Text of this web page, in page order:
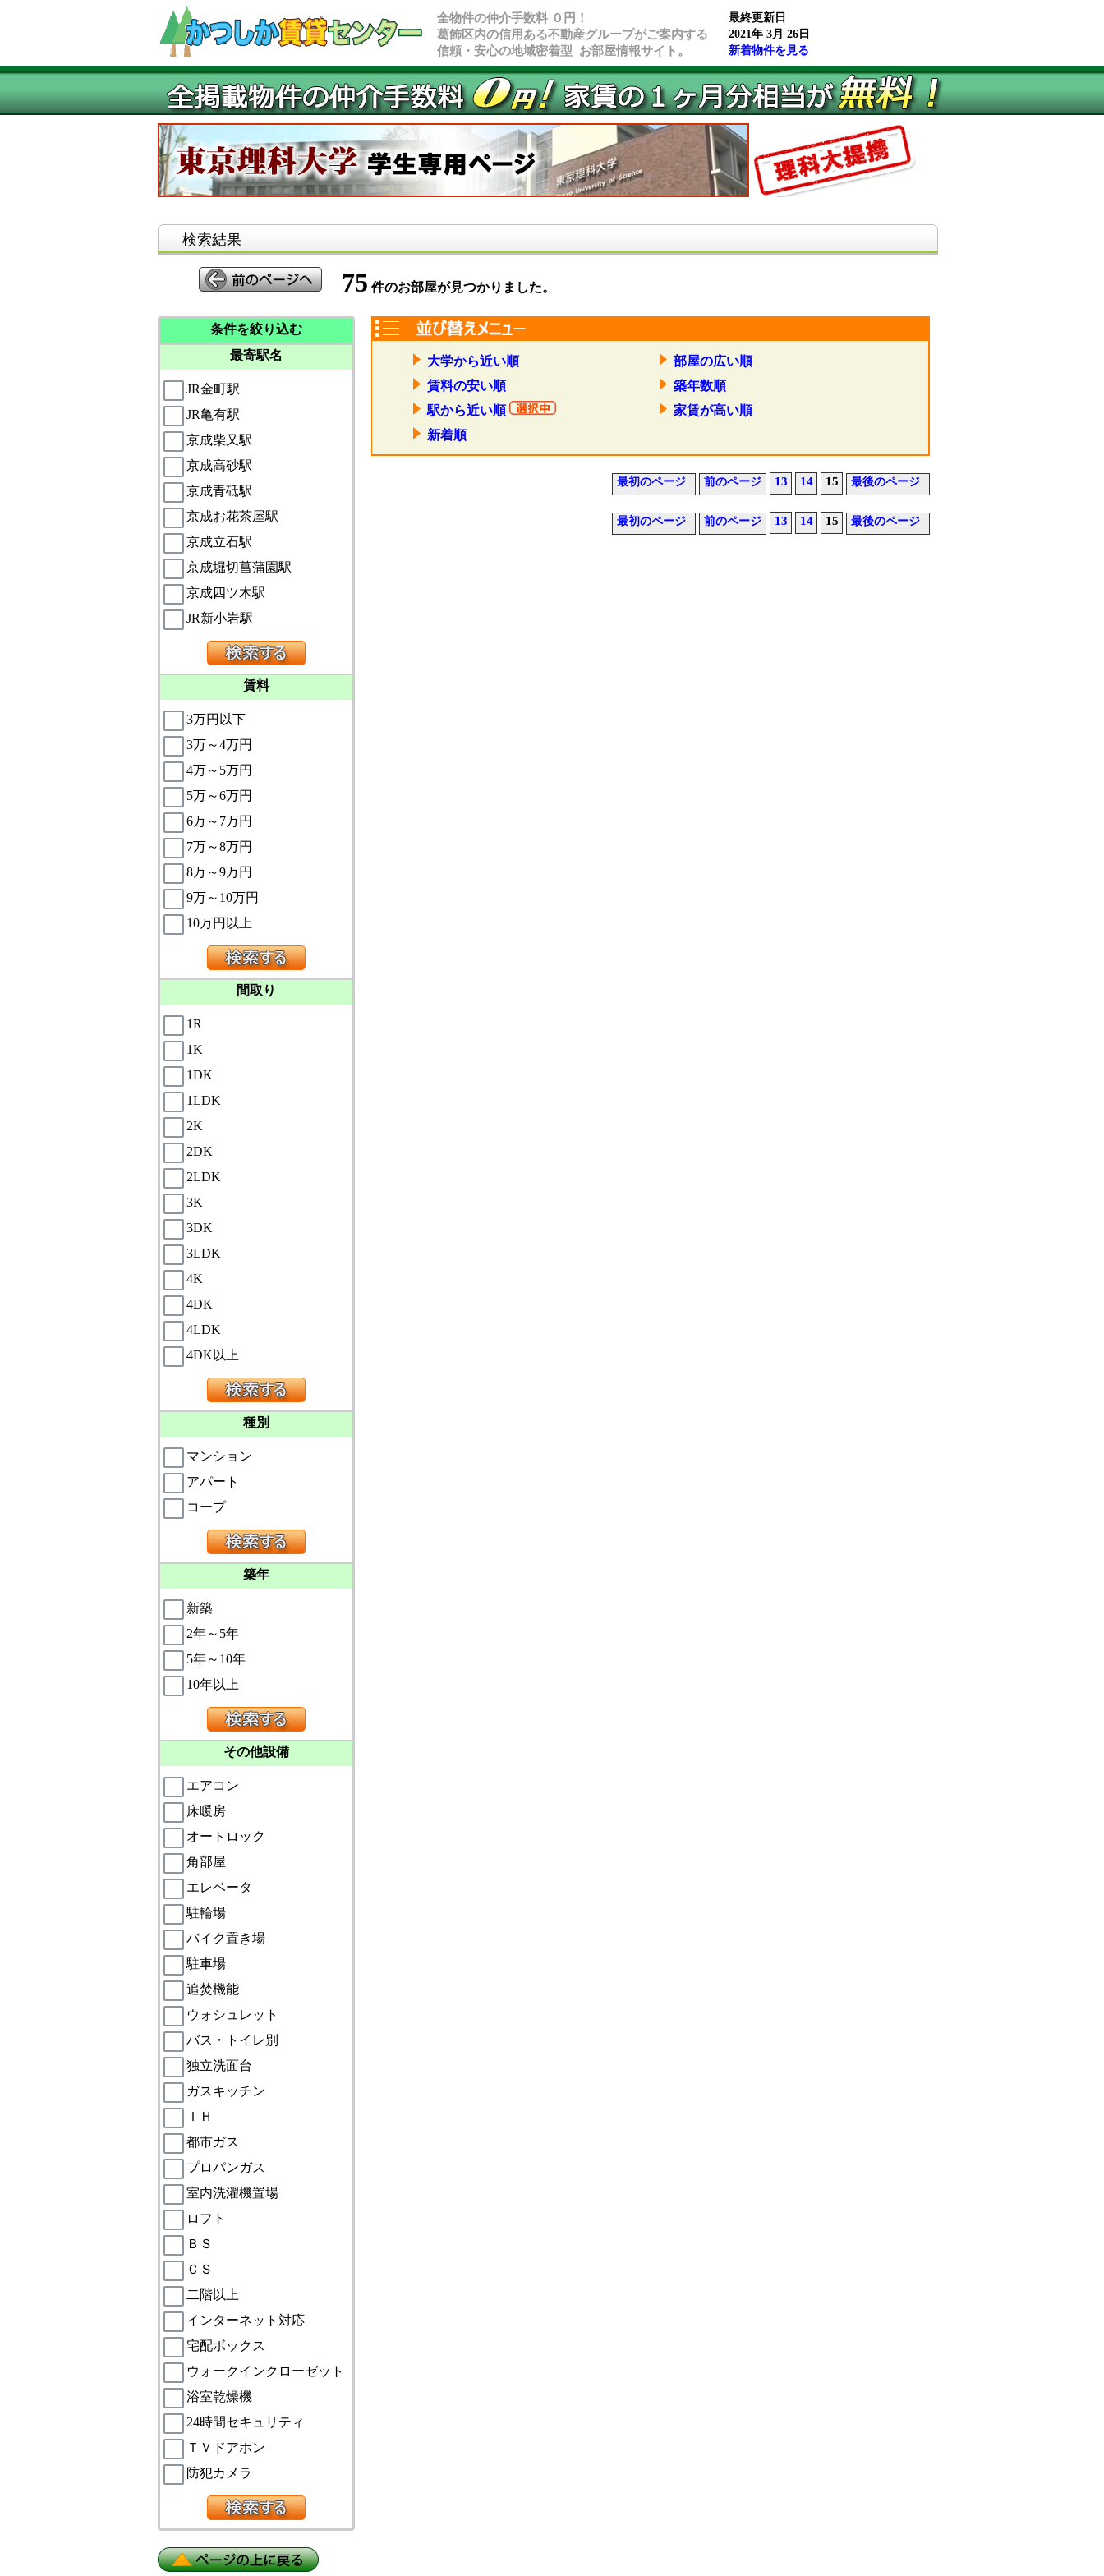
全物件の仲介手数料 ０円！
葛飾区内の信用ある不動産グループがご案内する
信頼・安心の地域密着型 お部屋情報サイト。
最終更新日
2021年 3月 26日
新着物件を見る
検索結果
75 件のお部屋が見つかりました。
条件を絞り込む
最寄駅名
JR金町駅
JR亀有駅
京成柴又駅
京成高砂駅
京成青砥駅
京成お花茶屋駅
京成立石駅
京成堀切菖蒲園駅
京成四ツ木駅
JR新小岩駅
賃料
3万円以下
3万～4万円
4万～5万円
5万～6万円
6万～7万円
7万～8万円
8万～9万円
9万～10万円
10万円以上
間取り
1R
1K
1DK
1LDK
2K
2DK
2LDK
3K
3DK
3LDK
4K
4DK
4LDK
4DK以上
種別
マンション
アパート
コープ
築年
新築
2年～5年
5年～10年
10年以上
その他設備
エアコン
床暖房
オートロック
角部屋
エレベータ
駐輪場
バイク置き場
駐車場
追焚機能
ウォシュレット
バス・トイレ別
独立洗面台
ガスキッチン
ＩＨ
都市ガス
プロパンガス
室内洗濯機置場
ロフト
ＢＳ
ＣＳ
二階以上
インターネット対応
宅配ボックス
ウォークインクローゼット
浴室乾燥機
24時間セキュリティ
ＴＶドアホン
防犯カメラ
大学から近い順
賃料の安い順
駅から近い順
新着順
部屋の広い順
築年数順
家賃が高い順
最初のページ 前のページ 13 14 15 最後のページ
最初のページ 前のページ 13 14 15 最後のページ